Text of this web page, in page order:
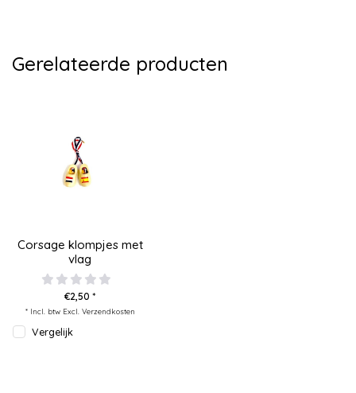
Gerelateerde producten
Corsage klompjes met
vlag
€2,50 *
* Incl. btw Excl. Verzendkosten
Vergelijk